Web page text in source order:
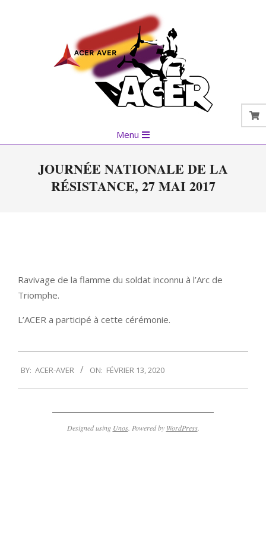
Navigation
Menu
JOURNÉE NATIONALE DE LA
RÉSISTANCE, 27 MAI 2017
Ravivage de la flamme du soldat inconnu à l’Arc de
Triomphe.
L’ACER a participé à cette cérémonie.
02-
13
BY: ACER-AVER ON: FÉVRIER 13, 2020
Designed using Unos. Powered by WordPress.